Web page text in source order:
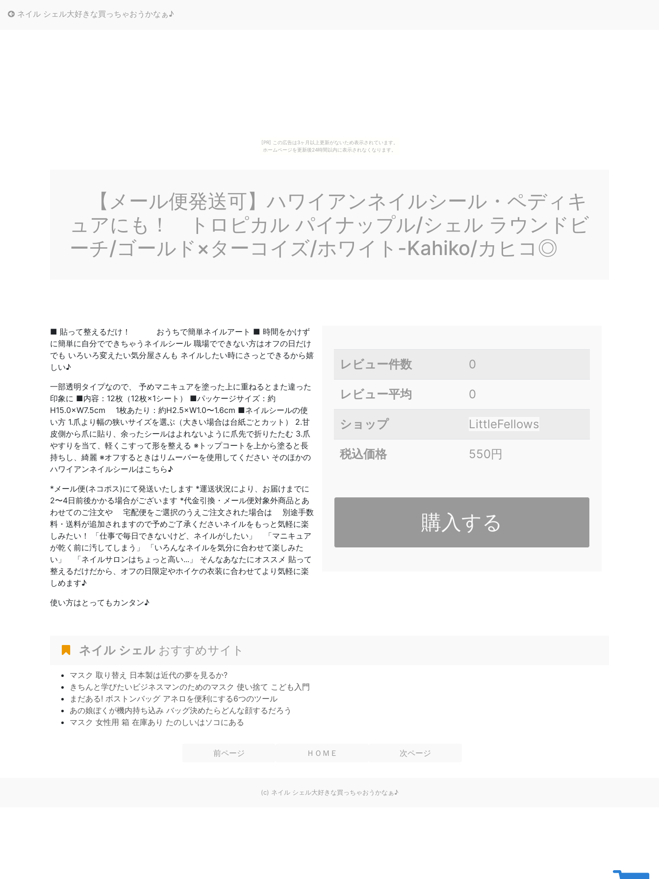
[PR] この広告は3ヶ月以上更新がないため表示されています。
ホームページを更新後24時間以内に表示されなくなります。
ネイル シェル大好きな買っちゃおうかなぁ♪
【メール便発送可】ハワイアンネイルシール・ペディキ
ュアにも！ トロピカル パイナップル/シェル ラウンドビ
ーチ/ゴールド×ターコイズ/ホワイト-Kahiko/カヒコ◎
■ 貼って整えるだけ！ おうちで簡単ネイルアート ■ 時間をかけず
に簡単に自分でできちゃうネイルシール 職場でできない方はオフの日だけ
でも いろいろ変えたい気分屋さんも ネイルしたい時にさっとできるから嬉
しい♪
一部透明タイプなので、 予めマニキュアを塗った上に重ねるとまた違った
印象に ■内容：12枚（12枚×1シート） ■パッケージサイズ：約
H15.0×W7.5cm 1枚あたり：約H2.5×W1.0〜1.6cm ■ネイルシールの使
い方 1.爪より幅の狭いサイズを選ぶ（大きい場合は台紙ごとカット） 2.甘
皮側から爪に貼り、余ったシールはよれないように爪先で折りたたむ 3.爪
やすりを当て、軽くこすって形を整える ※トップコートを上から塗ると長
持ちし、綺麗 ※オフするときはリムーバーを使用してください そのほかの
ハワイアンネイルシールはこちら♪
*メール便(ネコポス)にて発送いたします *運送状況により、お届けまでに
2〜4日前後かかる場合がございます *代金引換・メール便対象外商品とあ
わせてのご注文や 宅配便をご選択のうえご注文された場合は 別途手数
料・送料が追加されますので予めご了承くださいネイルをもっと気軽に楽
しみたい！ 「仕事で毎日できないけど、ネイルがしたい」 「マニキュア
が乾く前に汚してしまう」 「いろんなネイルを気分に合わせて楽しみた
い」 「ネイルサロンはちょっと高い...」 そんなあなたにオススメ 貼って
整えるだけだから、オフの日限定やホイケの衣装に合わせてより気軽に楽
しめます♪
使い方はとってもカンタン♪
レビュー件数 0
レビュー平均 0
ショップ LittleFellows
税込価格 550円
購入する
ネイル シェル おすすめサイト
マスク 取り替え 日本製は近代の夢を見るか?
きちんと学びたいビジネスマンのためのマスク 使い捨て こども入門
まだある! ボストンバッグ アネロを便利にする6つのツール
あの娘ぼくが機内持ち込み バッグ決めたらどんな顔するだろう
マスク 女性用 箱 在庫あり たのしいはソコにある
前ページ ＨＯＭＥ 次ページ
(c) ネイル シェル大好きな買っちゃおうかなぁ♪